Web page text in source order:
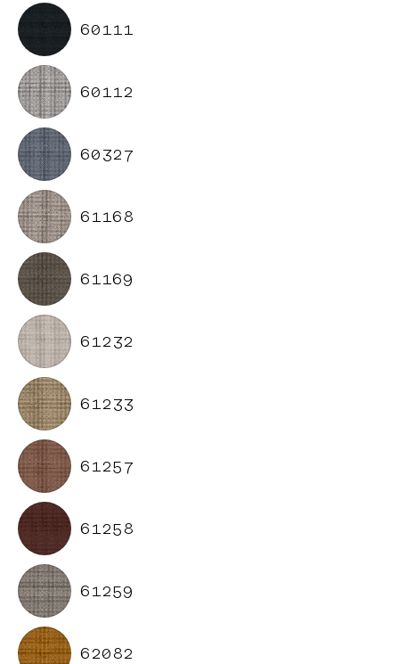
60111
60112
60327
61168
61169
61232
61233
61257
61258
61259
62082